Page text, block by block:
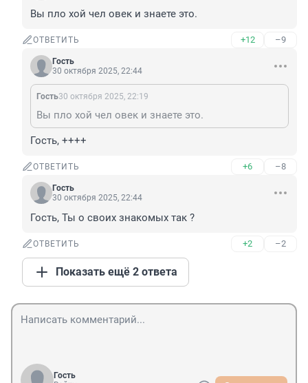
Вы пло хой чел овек и знаете это.
ОТВЕТИТЬ +12 –9
Гость
30 октября 2025, 22:44
Гость30 октября 2025, 22:19
Вы пло хой чел овек и знаете это.
Гость, ++++
ОТВЕТИТЬ +6 –8
Гость
30 октября 2025, 22:44
Гость, Ты о своих знакомых так ?
ОТВЕТИТЬ +2 –2
Показать ещё 2 ответа
Гость